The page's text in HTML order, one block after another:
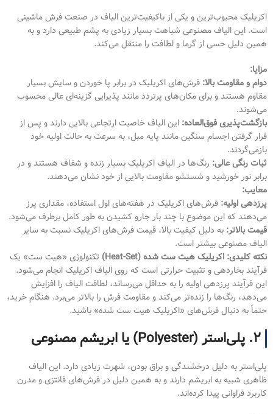
اکریلیک محبوب‌ترین و یکی از باکیفیت‌ترین الیاف در صنعت فرش ماشینی
است. این الیاف مصنوعی شباهت بسیار زیادی به پشم طبیعی دارد و به
همین دلیل حسی از گرما و لطافت را منتقل می‌کند.
مزایا:
دوام و مقاومت بالا: فرش‌های اکریلیک در برابر پا خوردن و سایش بسیار
مقاوم هستند و برای مکان‌های پرتردد مانند پذیرایی گزینه‌ای عالی محسوب
می‌شوند.
بازگشت‌پذیری فوق‌العاده: این الیاف خاصیت ارتجاعی بالایی دارند و پس از
قرار گرفتن اجسام سنگین مانند پایه مبل، به سرعت به حالت اولیه خود
بازمی‌گردند.
ثبات رنگی عالی: رنگ‌ها در الیاف اکریلیک بسیار زنده و شفاف هستند و در
برابر نور خورشید و شستشو مقاومت بالایی از خود نشان می‌دهند.
معایب:
پرزدهی اولیه: فرش‌های اکریلیک در هفته‌های اول استفاده، مقداری پرز
می‌دهند که این موضوع با چند بار جارو کشیدن به طور کامل برطرف می‌شود.
قیمت بالاتر: به دلیل کیفیت بالا، قیمت فرش‌های اکریلیک نسبت به سایر
الیاف مصنوعی بیشتر است.
نکته کلیدی: اکریلیک هیت ست شده (Heat-Set)
تکنولوژی «هیت ست» یک
فرآیند بخاردهی و تثبیت حرارتی است که روی الیاف اکریلیک انجام می‌شود.
این فرآیند پرزدهی اولیه را به حداقل می‌رساند، لطافت الیاف را افزایش
می‌دهد، رنگ‌ها را زنده‌تر می‌کند و مقاومت فرش را بالاتر می‌برد. هنگام خرید،
حتماً به دنبال فرش‌های «اکریلیک هیت ست شده» باشید.
۲. پلی‌استر (Polyester) یا ابریشم مصنوعی
پلی‌استر به دلیل درخشندگی و براق بودن، شهرت زیادی دارد. این الیاف
ظاهری شبیه به ابریشم دارند و به همین دلیل در فرش‌های فانتزی و مدرن
کاربرد فراوانی پیدا کرده‌اند.